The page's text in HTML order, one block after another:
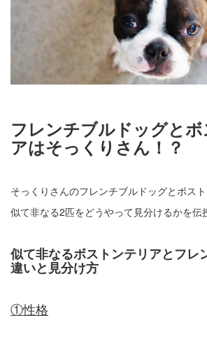
フレンチブルドッグとボ
アはそっくりさん！？
そっくりさんのフレンチブルドッグとボスト
似て非なる2匹をどうやって見分けるかを伝
似て非なるボストンテリアとフレ
違いと見分け方
①性格